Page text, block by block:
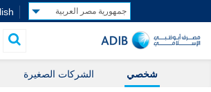
الشركات الصغيرة شخصي